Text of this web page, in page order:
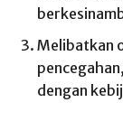
Melibatkan
dengan